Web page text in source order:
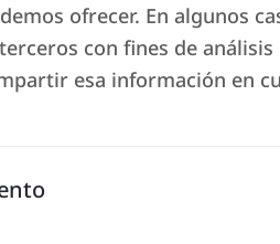
vivienda
ofrecer. En algunos
con fines de
esa información en